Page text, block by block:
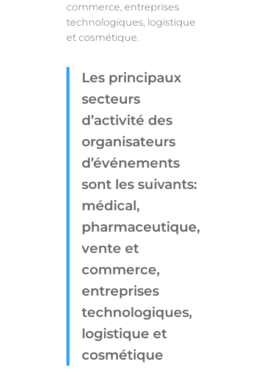
commerce, entreprises
technologiques, logistique
et cosmétique.
Les principaux
secteurs
d’activité des
organisateurs
d’événements
sont les suivants:
médical,
pharmaceutique,
vente et
commerce,
entreprises
technologiques,
logistique et
cosmétique